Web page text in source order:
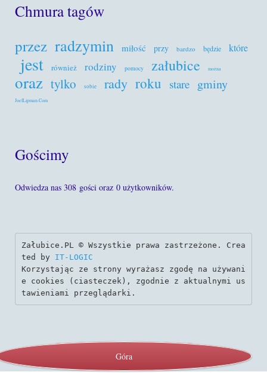
Chmura tagów
przez radzymin miłość przy bardzo będzie które
jest również rodziny pomocy załubice można
oraz tylko sobie rady roku stare gminy
JoelLipman.Com
Gościmy
Odwiedza nas 308 gości oraz 0 użytkowników.
Załubice.PL © Wszystkie prawa zastrzeżone. Crea
ted by IT-LOGIC
Korzystając ze strony wyrażasz zgodę na używani
e cookies (ciasteczek), zgodnie z aktualnymi us
tawieniami przeglądarki.
Góra